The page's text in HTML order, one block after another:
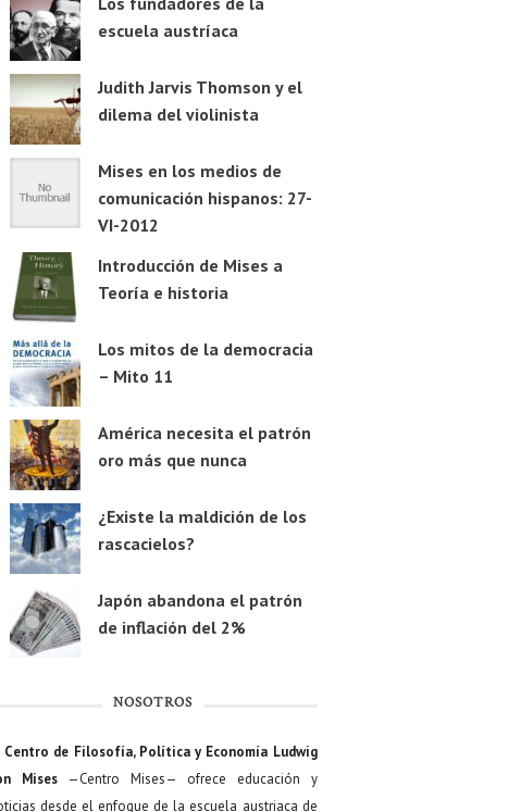
escuela austríaca
Judith Jarvis Thomson y el
dilema del violinista
Mises en los medios de
comunicación hispanos: 27-
VI-2012
Introducción de Mises a
Teoría e historia
Los mitos de la democracia
– Mito 11
América necesita el patrón
oro más que nunca
¿Existe la maldición de los
rascacielos?
Japón abandona el patrón
de inflación del 2%
NOSOTROS
Centro de Filosofía, Política y Economía Ludwig
Mises—Centro Mises— ofrece educación y
desde el enfoque de la escuela austriaca de